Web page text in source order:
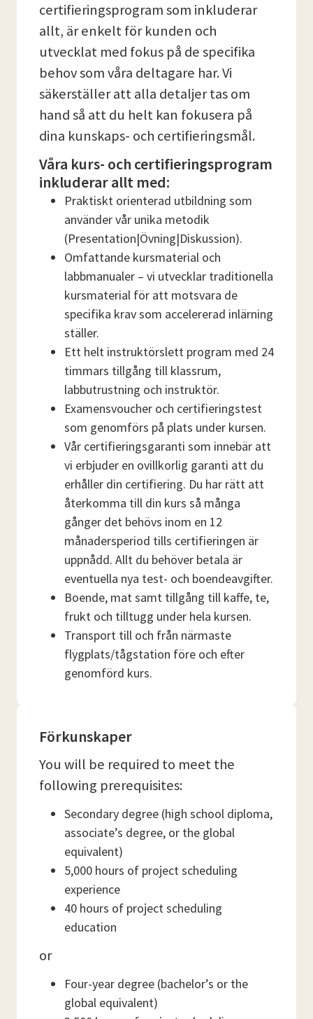
certifieringsprogram som inkluderar
allt, är enkelt för kunden och
utvecklat med fokus på de specifika
behov som våra deltagare har. Vi
säkerställer att alla detaljer tas om
hand så att du helt kan fokusera på
dina kunskaps- och certifieringsmål.
Våra kurs- och certifieringsprogram
inkluderar allt med:
Praktiskt orienterad utbildning som
använder vår unika metodik
(Presentation|Övning|Diskussion).
Omfattande kursmaterial och
labbmanualer – vi utvecklar traditionella
kursmaterial för att motsvara de
specifika krav som accelererad inlärning
ställer.
Ett helt instruktörslett program med 24
timmars tillgång till klassrum,
labbutrustning och instruktör.
Examensvoucher och certifieringstest
som genomförs på plats under kursen.
Vår certifieringsgaranti som innebär att
vi erbjuder en ovillkorlig garanti att du
erhåller din certifiering. Du har rätt att
återkomma till din kurs så många
gånger det behövs inom en 12
månadersperiod tills certifieringen är
uppnådd. Allt du behöver betala är
eventuella nya test- och boendeavgifter.
Boende, mat samt tillgång till kaffe, te,
frukt och tilltugg under hela kursen.
Transport till och från närmaste
flygplats/tågstation före och efter
genomförd kurs.
Förkunskaper
You will be required to meet the
following prerequisites:
Secondary degree (high school diploma,
associate’s degree, or the global
equivalent)
5,000 hours of project scheduling
experience
40 hours of project scheduling
education
or
Four-year degree (bachelor’s or the
global equivalent)